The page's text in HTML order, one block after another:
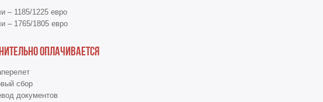
– 1185/1225 евро
– 1765/1805 евро
оплачивается
сбор
документов